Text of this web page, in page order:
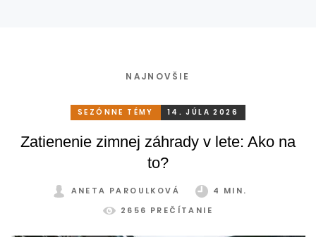
NAJNOVŠIE
SEZÓNNE TÉMY 14. JÚLA 2026
Zatienenie zimnej záhrady v lete: Ako na
to?
ANETA PAROULKOVÁ
4 MIN.
2656 PREČÍTANIE